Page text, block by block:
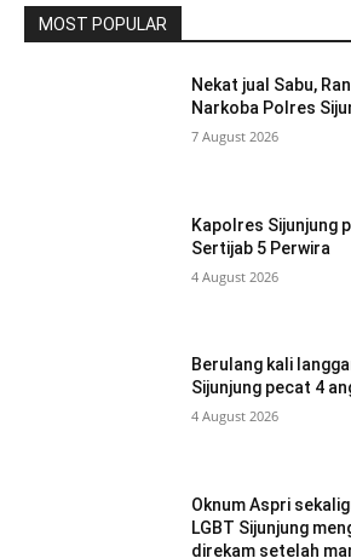
MOST POPULAR
Nekat jual Sabu,
Narkoba Polres
7 August 2026
Kapolres Sijunjung
Sertijab 5 Perwira
4 August 2026
Berulang kali
Sijunjung pecat 4
4 August 2026
Oknum Aspri
LGBT Sijunjung
direkam setelah